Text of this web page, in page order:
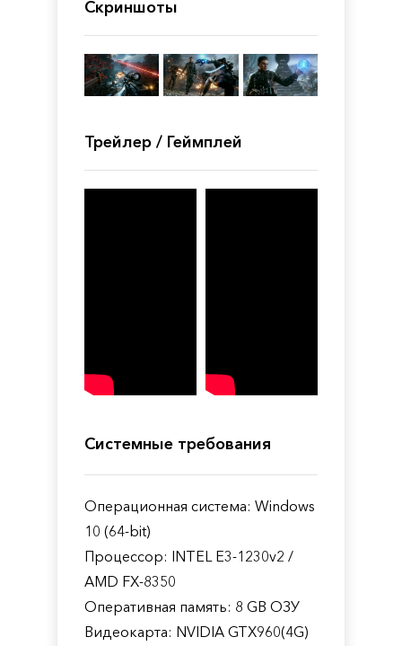
Скриншоты
Трейлер / Геймплей
Системные требования
Операционная система: Windows
10 (64-bit)
Процессор: INTEL E3-1230v2 /
AMD FX-8350
Оперативная память: 8 GB ОЗУ
Видеокарта: NVIDIA GTX960(4G)